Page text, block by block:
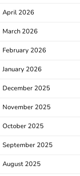
April 2026
March 2026
February 2026
January 2026
December 2025
November 2025
October 2025
September 2025
August 2025